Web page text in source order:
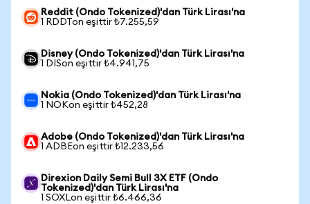
Reddit (Ondo Tokenized)'dan Türk Lirası'na
1 RDDTon eşittir ₺7.255,59
Disney (Ondo Tokenized)'dan Türk Lirası'na
1 DISon eşittir ₺4.941,75
Nokia (Ondo Tokenized)'dan Türk Lirası'na
1 NOKon eşittir ₺452,28
Adobe (Ondo Tokenized)'dan Türk Lirası'na
1 ADBEon eşittir ₺12.233,56
Direxion Daily Semi Bull 3X ETF (Ondo
Tokenized)'dan Türk Lirası'na
1 SOXLon eşittir ₺6.466,36